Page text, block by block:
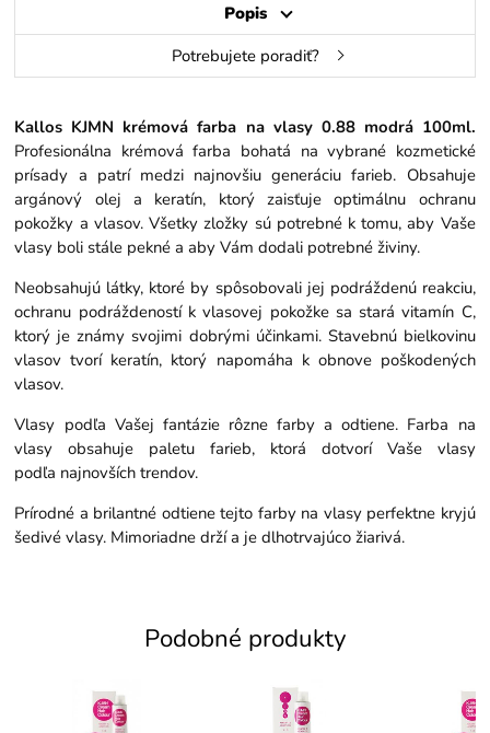
Popis
Potrebujete poradiť?
Kallos KJMN krémová farba na vlasy 0.88 modrá 100ml.
Profesionálna krémová farba bohatá na vybrané kozmetické
prísady a patrí medzi najnovšiu generáciu farieb. Obsahuje
argánový olej a keratín, ktorý zaisťuje optimálnu ochranu
pokožky a vlasov. Všetky zložky sú potrebné k tomu, aby Vaše
vlasy boli stále pekné a aby Vám dodali potrebné živiny.
Neobsahujú látky, ktoré by spôsobovali jej podráždenú reakciu,
ochranu podráždeností k vlasovej pokožke sa stará vitamín C,
ktorý je známy svojimi dobrými účinkami. Stavebnú bielkovinu
vlasov tvorí keratín, ktorý napomáha k obnove poškodených
vlasov.
Vlasy podľa Vašej fantázie rôzne farby a odtiene. Farba na
vlasy obsahuje paletu farieb, ktorá dotvorí Vaše vlasy
podľa najnovších trendov.
Prírodné a brilantné odtiene tejto farby na vlasy perfektne kryjú
šedivé vlasy. Mimoriadne drží a je dlhotrvajúco žiarivá.
Podobné produkty